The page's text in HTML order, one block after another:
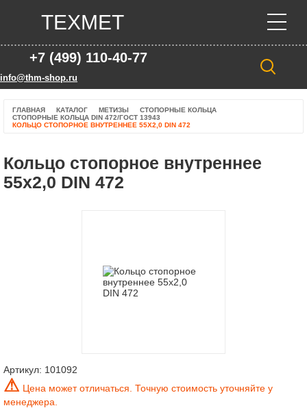
ТЕХМЕТ
+7 (499) 110-40-77
info@thm-shop.ru
ГЛАВНАЯ КАТАЛОГ МЕТИЗЫ
СТОПОРНЫЕ КОЛЬЦА
СТОПОРНЫЕ КОЛЬЦА DIN 472/ГОСТ 13943
КОЛЬЦО СТОПОРНОЕ ВНУТРЕННЕЕ 55Х2,0 DIN 472
Кольцо стопорное внутреннее
55х2,0 DIN 472
Артикул: 101092
⚠ Цена может отличаться. Точную стоимость уточняйте у
менеджера.